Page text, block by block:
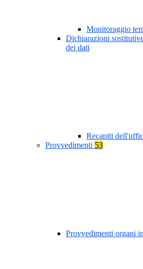
Monitoraggio
Dichiarazioni
dei dati
Recapiti
Provvedimenti 53
Provvedimenti organi